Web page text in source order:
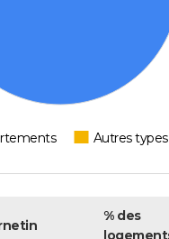
Autres
% des